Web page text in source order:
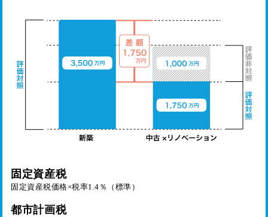
固定資産税
固定資産税価格×税率1.4％（標準）
都市計画税